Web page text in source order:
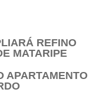
REFINO
MATARIPE
APARTAMENTO